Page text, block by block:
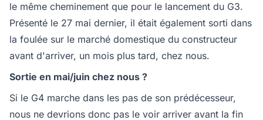
le même cheminement que pour le lancement du G3.
Présenté le 27 mai dernier, il était également sorti dans
la foulée sur le marché domestique du constructeur
avant d'arriver, un mois plus tard, chez nous.
Sortie en mai/juin chez nous ?
Si le G4 marche dans les pas de son prédécesseur,
nous ne devrions donc pas le voir arriver avant la fin